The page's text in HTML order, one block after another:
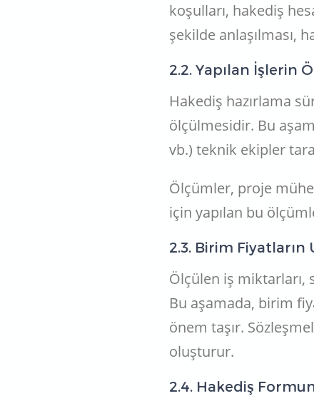
koşulları, hakediş
şekilde anlaşılması,
2.2. Yapılan İşlerin
Hakediş hazırlama
ölçülmesidir. Bu
vb.) teknik ekipler
Ölçümler, proje
için yapılan bu
2.3. Birim Fiyatların
Ölçülen iş miktarları,
Bu aşamada, birim
önem taşır.
oluşturur.
2.4. Hakediş